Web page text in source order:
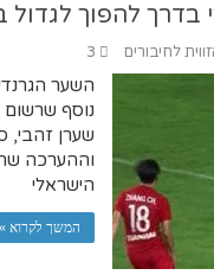
להפוך לגדול
לחיבורים 3
השער
נוסף
שערן זהבי,
וההערכה
הישראלי
המשך לקרוא »